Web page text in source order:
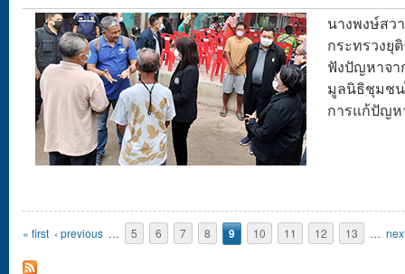
นางพงษ์สว
กระทรวงยุ
ฟังปัญหาจา
มูลนิธิชุมชน
การแก้ปัญห
Pages
« first ‹ previous … 5 6 7 8 9 10 11 12 13 …